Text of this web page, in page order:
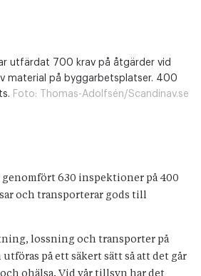
utfärdat 700 krav på åtgärder vid
material på byggarbetsplatser. 400
Foto: Thomas-Adolfsén/Scandinav.se
630 inspektioner på 400
och transporterar gods till
lossning och transporter på
på ett säkert sätt så att det går
ohälsa. Vid vår tillsyn har det